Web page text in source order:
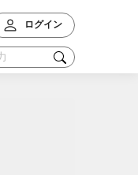
ログイン